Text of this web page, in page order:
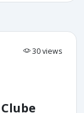
30 views